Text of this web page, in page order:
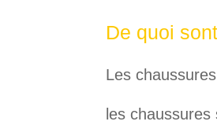
De quoi
Les
les